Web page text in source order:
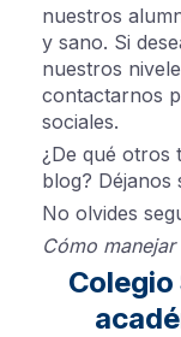
nuestros
y sano. Si
nuestros
contactarnos
sociales.
¿De qué otros
blog? Déjanos
No olvides
Cómo
Colegio